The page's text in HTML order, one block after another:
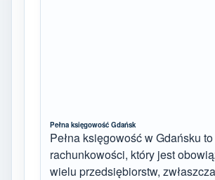
Pełna księgowość Gdańsk
Pełna księgowość w Gdańsku
rachunkowości, który jest
wielu przedsiębiorstw,